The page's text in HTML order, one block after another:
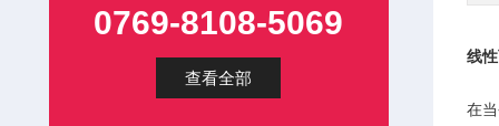
0769-8108-5069
查看全部
线
在